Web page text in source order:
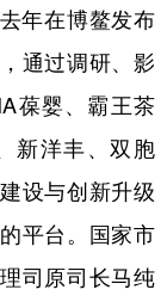
年在博鳌发布
通过调研、影
葆婴、霸王茶
新洋丰、双胞
设与创新升级
平台。国家市
司原司长马纯